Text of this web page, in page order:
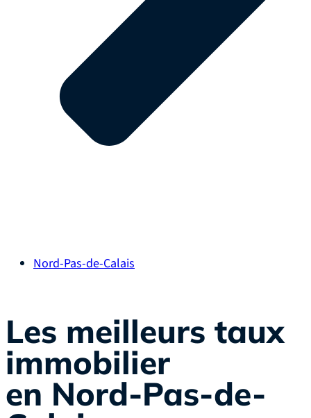
Nord-Pas-de-Calais
Les meilleurs taux
immobilier
en Nord-Pas-de-